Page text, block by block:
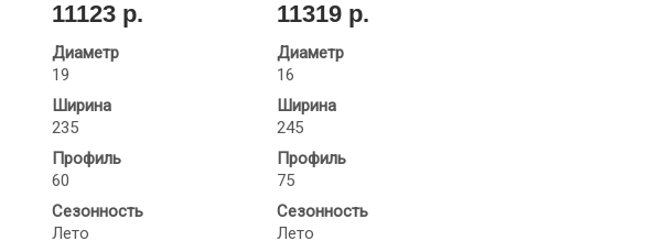
11123 р.
Диаметр
19
Ширина
235
Профиль
60
Сезонность
Лето
11319 р.
Диаметр
16
Ширина
245
Профиль
75
Сезонность
Лето